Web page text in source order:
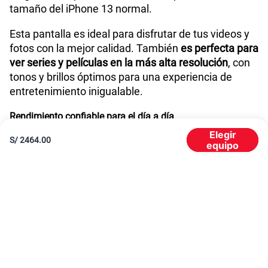
Todos los derechos reservados 2026
Términos y condiciones de la web |
Condiciones de garantía de equipos|
Política de Privacidad|Derechos ARCO|
Sistema de consultas Tarifarias|Neutralidad de Red|
Sistema de Consulta de Deudas | Legal y regulatorio